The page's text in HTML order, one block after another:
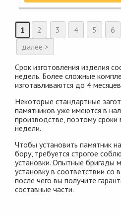
1 2 3 4 5 6
далее >
Срок изготовления изделия
недель. Более сложные
изготавливаются до 4
Некоторые стандартные
памятников уже имеются в
производстве, поэтому
недели.
Чтобы установить памятник
бору, требуется строгое
установки. Опытные бригады
установку в соответствии со
после чего вы получите
составные части.